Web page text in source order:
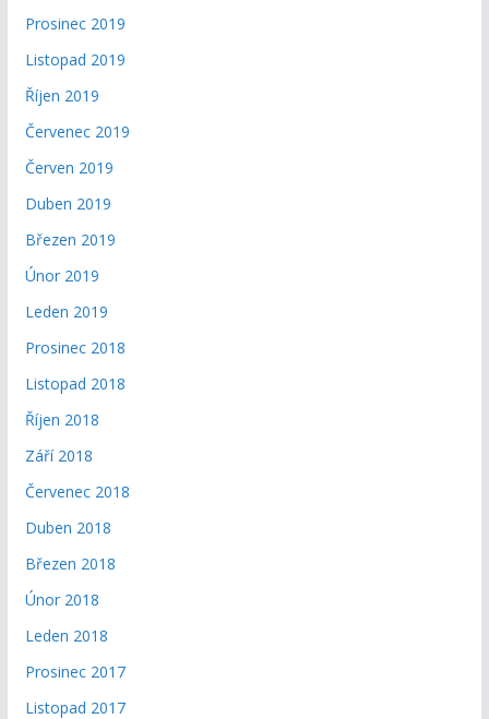
Prosinec 2019
Listopad 2019
Říjen 2019
Červenec 2019
Červen 2019
Duben 2019
Březen 2019
Únor 2019
Leden 2019
Prosinec 2018
Listopad 2018
Říjen 2018
Září 2018
Červenec 2018
Duben 2018
Březen 2018
Únor 2018
Leden 2018
Prosinec 2017
Listopad 2017